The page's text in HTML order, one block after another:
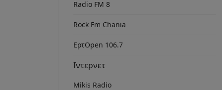
Radio FM 8
Rock Fm Chania
ΕρτOpen 106.7
Ιντερνετ
Mikis Radio